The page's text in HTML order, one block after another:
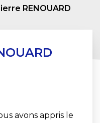
RENOUARD
avons appris le